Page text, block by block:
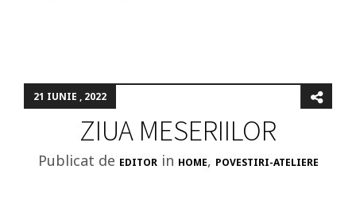
21 IUNIE , 2022
ZIUA MESERIILOR
Publicat de EDITOR in HOME, POVESTIRI-ATELIERE